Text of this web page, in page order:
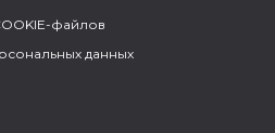
файлов
данных